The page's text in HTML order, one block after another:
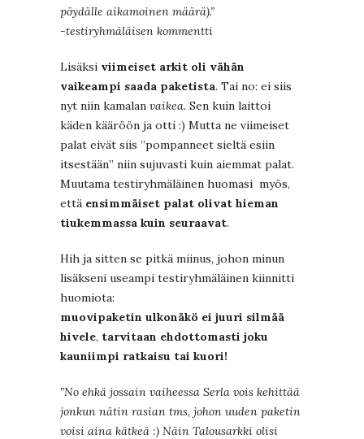
pöydälle aikamoinen määrä).”
-testiryhmäläisen kommentti
Lisäksi viimeiset arkit oli vähän
vaikeampi saada paketista. Tai no: ei siis
nyt niin kamalan vaikea. Sen kuin laittoi
käden kääröön ja otti :) Mutta ne viimeiset
palat eivät siis ”pompanneet sieltä esiin
itsestään” niin sujuvasti kuin aiemmat palat.
Muutama testiryhmäläinen huomasi myös,
että ensimmäiset palat olivat hieman
tiukemmassa kuin seuraavat.
Hih ja sitten se pitkä miinus, johon minun
lisäkseni useampi testiryhmäläinen kiinnitti
huomiota:
muovipaketin ulkonäkö ei juuri silmää
hivele, tarvitaan ehdottomasti joku
kauniimpi ratkaisu tai kuori!
”No ehkä jossain vaiheessa Serla vois kehittää
jonkun nätin rasian tms, johon uuden paketin
voisi aina kätkeä :) Näin Talousarkki olisi